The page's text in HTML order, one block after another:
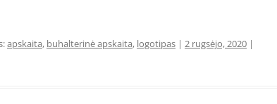
apskaita, buhalterinė apskaita, logotipas | 2 rugsėjo, 2020 |